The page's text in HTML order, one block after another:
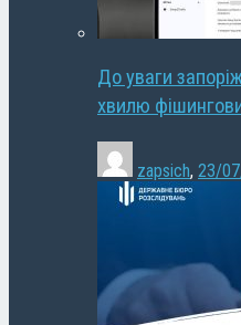
До уваги
хвилю
zapsich, 23/